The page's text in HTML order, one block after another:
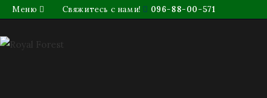
Меню Свяжитесь с нами! 096-88-00-571